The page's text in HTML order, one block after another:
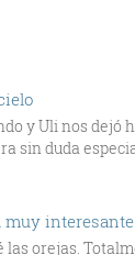
y Uli nos dejó
sin duda
muy interesante.
orejas.